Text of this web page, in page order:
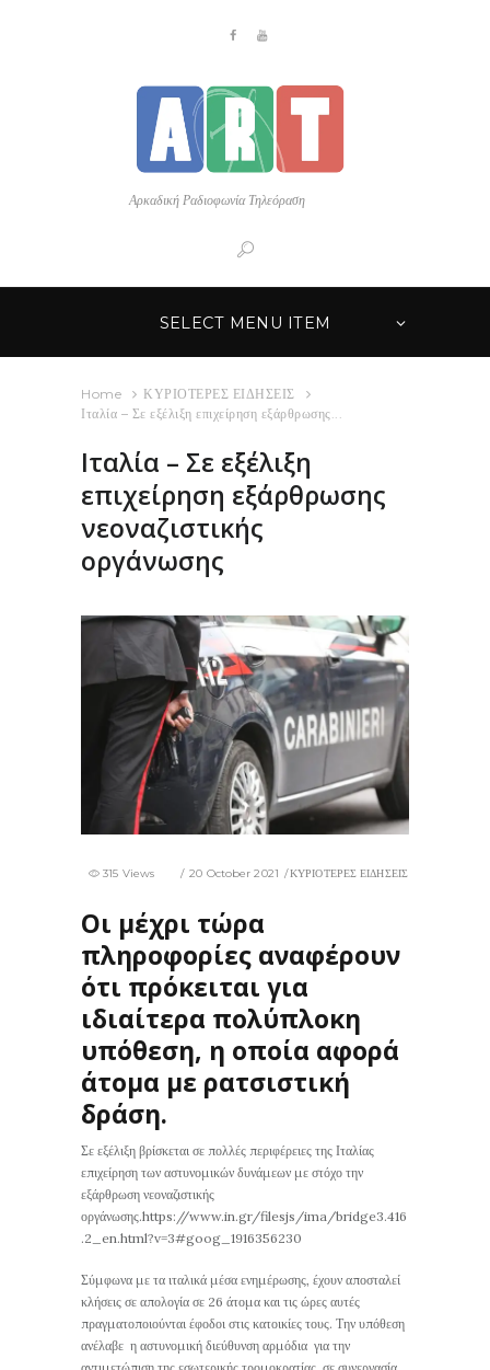
Αρκαδική Ραδιοφωνία Τηλεόραση
SELECT MENU ITEM
Home
ΚΥΡΙΟΤΕΡΕΣ ΕΙΔΗΣΕΙΣ
Ιταλία – Σε εξέλιξη επιχείρηση εξάρθρωσης...
Ιταλία – Σε εξέλιξη
επιχείρηση εξάρθρωσης
νεοναζιστικής
οργάνωσης
20 October 2021 ΚΥΡΙΟΤΕΡΕΣ ΕΙΔΗΣΕΙΣ
315 Views
Οι μέχρι τώρα
πληροφορίες αναφέρουν
ότι πρόκειται για
ιδιαίτερα πολύπλοκη
υπόθεση, η οποία αφορά
άτομα με ρατσιστική
δράση.
Σε εξέλιξη βρίσκεται σε πολλές περιφέρειες της Ιταλίας
επιχείρηση των αστυνομικών δυνάμεων με στόχο την
εξάρθρωση νεοναζιστικής
οργάνωσης.https://www.in.gr/filesjs/ima/bridge3.416
.2_en.html?v=3#goog_1916356230
Σύμφωνα με τα ιταλικά μέσα ενημέρωσης, έχουν αποσταλεί
κλήσεις σε απολογία σε 26 άτομα και τις ώρες αυτές
πραγματοποιούνται έφοδοι στις κατοικίες τους. Την υπόθεση
ανέλαβε η αστυνομική διεύθυνση αρμόδια για την